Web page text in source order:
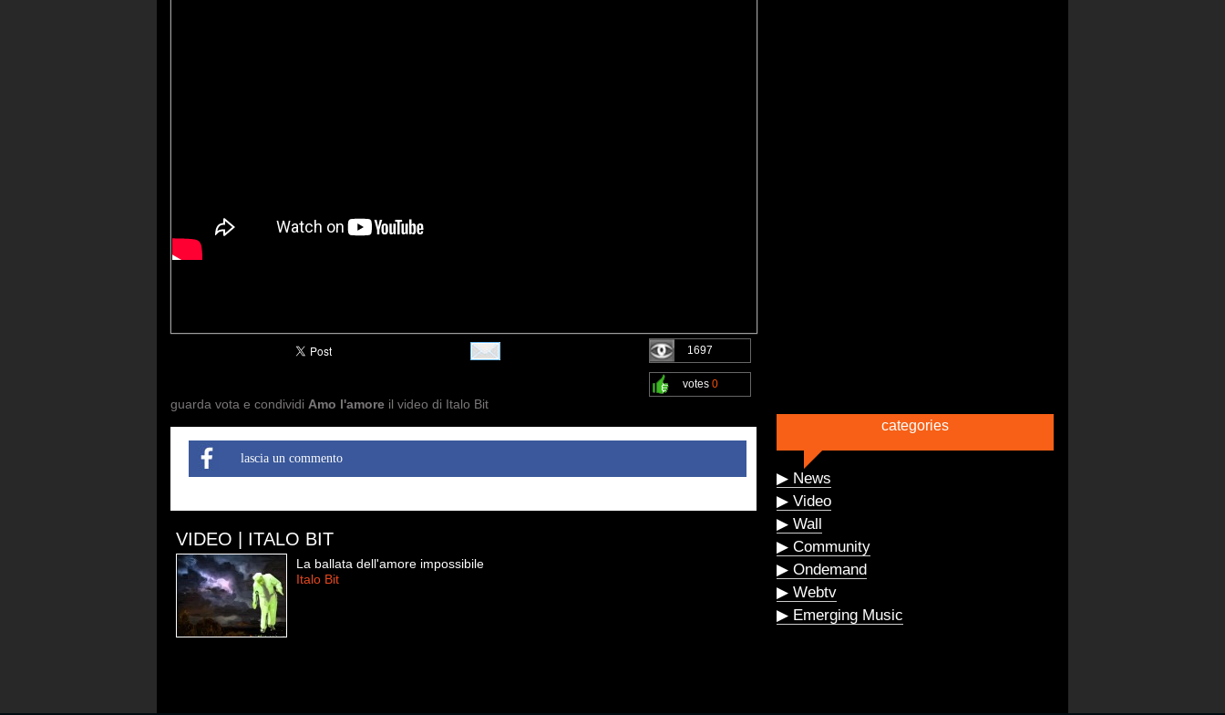
1697
votes 0
guarda vota e condividi Amo l'amore il video di Italo Bit
lascia un commento
VIDEO | ITALO BIT
La ballata dell'amore impossibile
Italo Bit
categories
▶ News
▶ Video
▶ Wall
▶ Community
▶ Ondemand
▶ Webtv
▶ Emerging Music